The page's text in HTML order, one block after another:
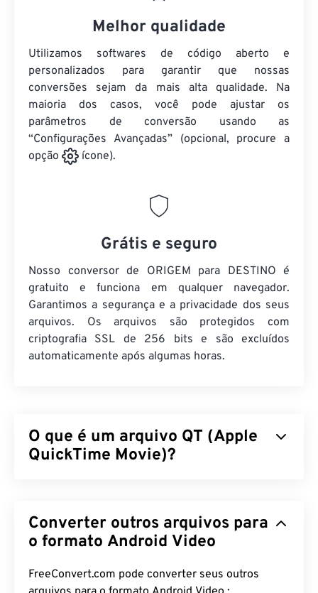
Melhor qualidade
Utilizamos softwares de código aberto e
personalizados para garantir que nossas
conversões sejam da mais alta qualidade. Na
maioria dos casos, você pode ajustar os
parâmetros de conversão usando as
“Configurações Avançadas” (opcional, procure a
opção
ícone).
Grátis e seguro
Nosso conversor de ORIGEM para DESTINO é
gratuito e funciona em qualquer navegador.
Garantimos a segurança e a privacidade dos seus
arquivos. Os arquivos são protegidos com
criptografia SSL de 256 bits e são excluídos
automaticamente após algumas horas.
O que é um arquivo QT (Apple
QuickTime Movie)?
filme. É muito semelhante ao MOV, pois é um
contêiner que pode armazenar vários tipos de
virtual (RV). É um formato mais antigo, enquanto o
Converter outros arquivos para
o formato Android Video
FreeConvert.com pode converter seus outros